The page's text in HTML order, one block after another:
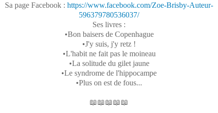
Sa page Facebook : https://www.facebook.com/Zoe-Brisby-Auteur-
596379780536037/
Ses livres :
•Bon baisers de Copenhague
•J'y suis, j'y retz !
•L'habit ne fait pas le moineau
•La solitude du gilet jaune
•Le syndrome de l'hippocampe
•Plus on est de fous...
📖📖📖📖📖